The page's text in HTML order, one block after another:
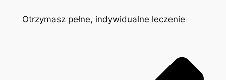
Otrzymasz pełne, indywidualne leczenie